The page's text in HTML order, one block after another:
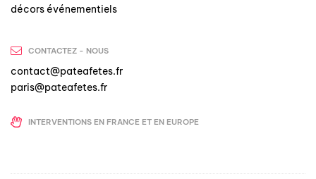
décors événementiels
CONTACTEZ - NOUS
contact@pateafetes.fr
paris@pateafetes.fr
INTERVENTIONS EN FRANCE ET EN EUROPE